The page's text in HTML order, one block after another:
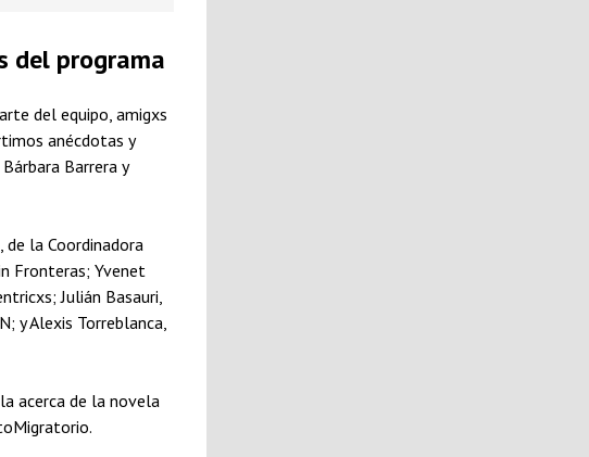
del programa
del equipo, amigxs
anécdotas y
Barrera y
de la Coordinadora
Fronteras; Yvenet
Julián Basauri,
y Alexis Torreblanca,
acerca de la novela